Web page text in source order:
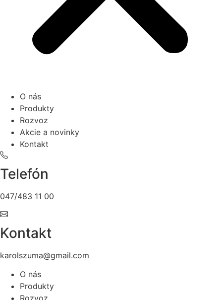
O nás
Produkty
Rozvoz
Akcie a novinky
Kontakt
Telefón
047/483 11 00
Kontakt
karolszuma@gmail.com
O nás
Produkty